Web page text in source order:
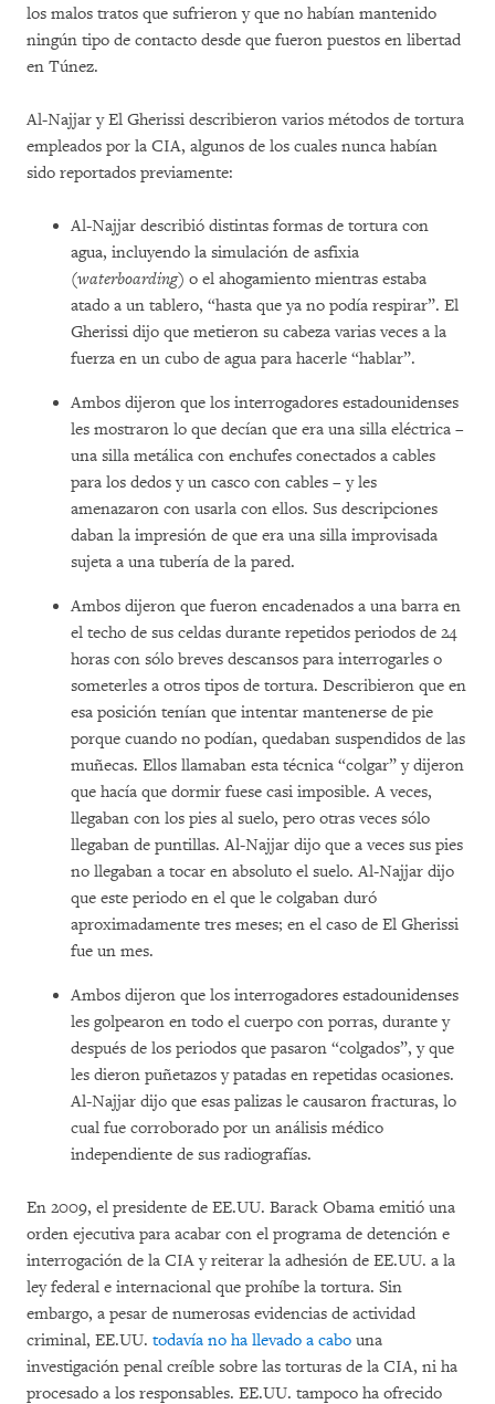
los malos tratos que sufrieron y que no habían mantenido
ningún tipo de contacto desde que fueron puestos en libertad
en Túnez.
Al-Najjar y El Gherissi describieron varios métodos de tortura
empleados por la CIA, algunos de los cuales nunca habían
sido reportados previamente:
Al-Najjar describió distintas formas de tortura con
agua, incluyendo la simulación de asfixia
(waterboarding) o el ahogamiento mientras estaba
atado a un tablero, “hasta que ya no podía respirar”. El
Gherissi dijo que metieron su cabeza varias veces a la
fuerza en un cubo de agua para hacerle “hablar”.
Ambos dijeron que los interrogadores estadounidenses
les mostraron lo que decían que era una silla eléctrica –
una silla metálica con enchufes conectados a cables
para los dedos y un casco con cables – y les
amenazaron con usarla con ellos. Sus descripciones
daban la impresión de que era una silla improvisada
sujeta a una tubería de la pared.
Ambos dijeron que fueron encadenados a una barra en
el techo de sus celdas durante repetidos periodos de 24
horas con sólo breves descansos para interrogarles o
someterles a otros tipos de tortura. Describieron que en
esa posición tenían que intentar mantenerse de pie
porque cuando no podían, quedaban suspendidos de las
muñecas. Ellos llamaban esta técnica “colgar” y dijeron
que hacía que dormir fuese casi imposible. A veces,
llegaban con los pies al suelo, pero otras veces sólo
llegaban de puntillas. Al-Najjar dijo que a veces sus pies
no llegaban a tocar en absoluto el suelo. Al-Najjar dijo
que este periodo en el que le colgaban duró
aproximadamente tres meses; en el caso de El Gherissi
fue un mes.
Ambos dijeron que los interrogadores estadounidenses
les golpearon en todo el cuerpo con porras, durante y
después de los periodos que pasaron “colgados”, y que
les dieron puñetazos y patadas en repetidas ocasiones.
Al-Najjar dijo que esas palizas le causaron fracturas, lo
cual fue corroborado por un análisis médico
independiente de sus radiografías.
En 2009, el presidente de EE.UU. Barack Obama emitió una
orden ejecutiva para acabar con el programa de detención e
interrogación de la CIA y reiterar la adhesión de EE.UU. a la
ley federal e internacional que prohíbe la tortura. Sin
embargo, a pesar de numerosas evidencias de actividad
criminal, EE.UU. todavía no ha llevado a cabo una
investigación penal creíble sobre las torturas de la CIA, ni ha
procesado a los responsables. EE.UU. tampoco ha ofrecido